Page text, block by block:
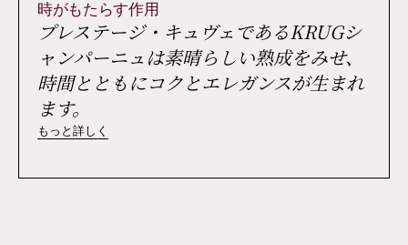
時がもたらす作用
プレステージ・キュヴェであるKRUGシ
ャンパーニュは素晴らしい熟成をみせ、
時間とともにコクとエレガンスが生まれ
ます。
もっと詳しく